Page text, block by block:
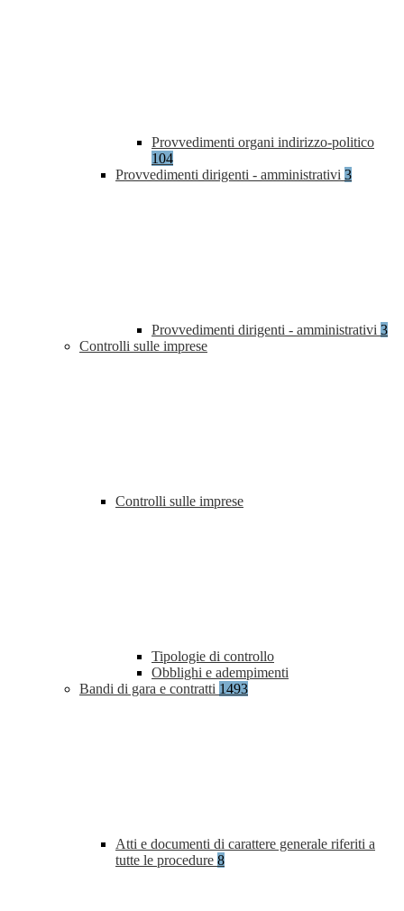
Provvedimenti organi indirizzo-politico
104
Provvedimenti dirigenti - amministrativi 3
Provvedimenti dirigenti - amministrativi 3
Controlli sulle imprese
Controlli sulle imprese
Tipologie di controllo
Obblighi e adempimenti
Bandi di gara e contratti 1493
Atti e documenti di carattere generale riferiti a
tutte le procedure 8